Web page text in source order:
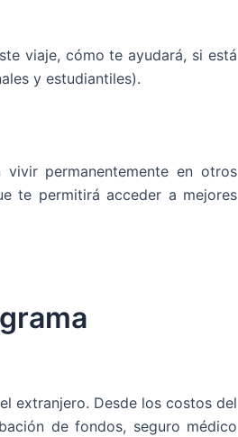
viaje, cómo te ayudará, si está
y estudiantiles).
permanentemente en otros
te permitirá acceder a mejores
extranjero. Desde los costos del
de fondos, seguro médico